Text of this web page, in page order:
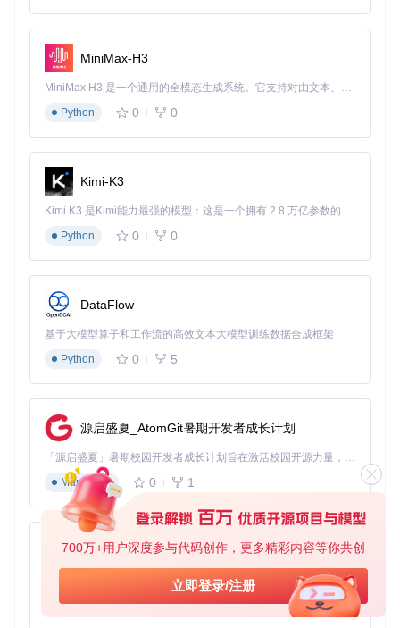
700万+用户深度参与代码创作，更多精彩内容等你共创
立即登录/注册
MiniMax-H3
MiniMax H3 是一个通用的全模态生成系统。它支持对由文本、图像、视频和音频组成的多模态上下文进行统一理解，并能生成分辨率高达 2K、时长可达 15 秒的带原生立体声音频的视频。得益于面向任务泛化的系统设计，H3 在预训练阶段就已具备广泛的多模态上下文理解与生成能力，能够出色地执行复杂的多模态指令。
Python
0 0
Kimi-K3
Kimi K3 是Kimi能力最强的模型：这是一个拥有 2.8 万亿参数的混合专家（MoE）模型，具备原生视觉理解能力，并支持 100 万 token 的上下文窗口。
Python
0 0
DataFlow
基于大模型算子和工作流的高效文本大模型训练数据合成框架
Python
0 5
源启盛夏_AtomGit暑期开发者成长计划
「源启盛夏」暑期校园开发者成长计划旨在激活校园开源力量，通过积分激励、认证扶持、资源倾斜等形式，引导高校组织和开发者完成「入驻 — 建项目 — 做贡献 — 获认证 — 得资源」的完整闭环。无论你是想带领社团入驻平台的组织者，还是希望用代码贡献证明自己的开发者，都能在这里找到属于你的成长路径。
Markdown
0 1
py-xiaozhi
基于Python的Xiaozhi AI，适用于想要完整Xiaozhi体验而无需拥有专用硬件的用户。
Python
0 1